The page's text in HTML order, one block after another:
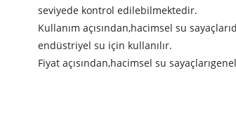
seviyede kontrol edilebilmektedir.
Kullanım açısından,hacimsel su sayaçları
endüstriyel su için kullanılır.
Fiyat açısından,hacimsel su sayaçları